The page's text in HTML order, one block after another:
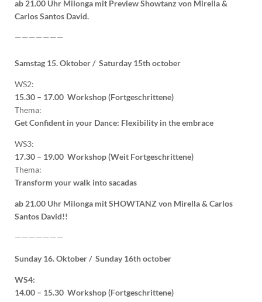
ab 21.00 Uhr Milonga mit Preview Showtanz von Mirella &
Carlos Santos David.
———————
Samstag 15. Oktober / Saturday 15th october
WS2:
15.30 – 17.00 Workshop (Fortgeschrittene)
Thema:
Get Confident in your Dance: Flexibility in the embrace
WS3:
17.30 – 19.00 Workshop (Weit Fortgeschrittene)
Thema:
Transform your walk into sacadas
ab 21.00 Uhr Milonga mit SHOWTANZ von Mirella & Carlos
Santos David!!
———————
Sunday 16. Oktober / Sunday 16th october
WS4:
14.00 – 15.30 Workshop (Fortgeschrittene)